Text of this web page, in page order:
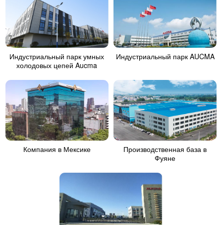
Индустриальный парк умных
холодовых цепей Aucma
Индустриальный парк AUCMA
Компания в Мексике
Производственная база в
Фуяне